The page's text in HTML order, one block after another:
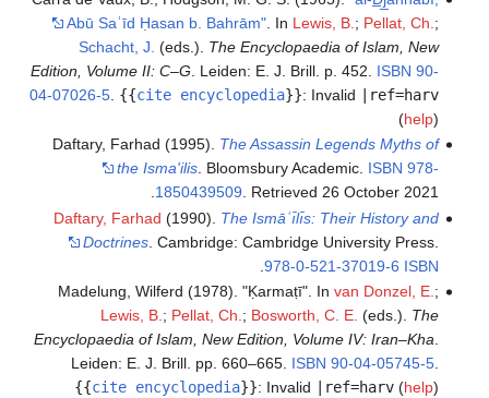
Abū Saʿīd Ḥasan b. Bahrām" . In Lewis, B. ;Pellat, Ch.
Schacht, J.(eds.).The Encyclopaedia of Islam, New
Edition, Volume II: C–G
. Leiden: E. J. Brill. p. 452.ISBN 90-
04-07026-5
{{cite encyclopedia}} :Invalid
|ref=harv
(help
Daftary, Farhad (1995).The Assassin Legends Myths of
the Isma'ilis . Bloomsbury Academic.ISBN 978-
1850439509
. Retrieved26 October 2021
.
Daftary, Farhad(1990).The Ismāʿı̄lı̄s: Their History and
Doctrines . Cambridge: Cambridge University Press.
ISBN
978-0-521-37019-6
.
Madelung, Wilferd (1978). "Ḳarmaṭī". Invan Donzel, E.
Lewis, B. ;Pellat, Ch. ;Bosworth, C. E.(eds.).The
Encyclopaedia of Islam, New Edition, Volume IV: Iran–Kha
Leiden: E. J. Brill. pp. 660–665.ISBN 90-04-05745-5
{{cite encyclopedia}} :Invalid |ref=harv(help